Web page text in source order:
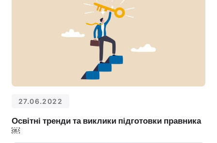
27.06.2022
Освітні тренди та виклики підготовки правника
￼